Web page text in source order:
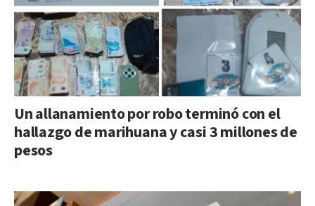
Un allanamiento por robo terminó con el
hallazgo de marihuana y casi 3 millones de
pesos